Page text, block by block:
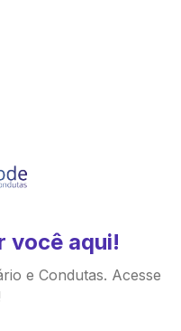
você aqui!
e Condutas. Acesse